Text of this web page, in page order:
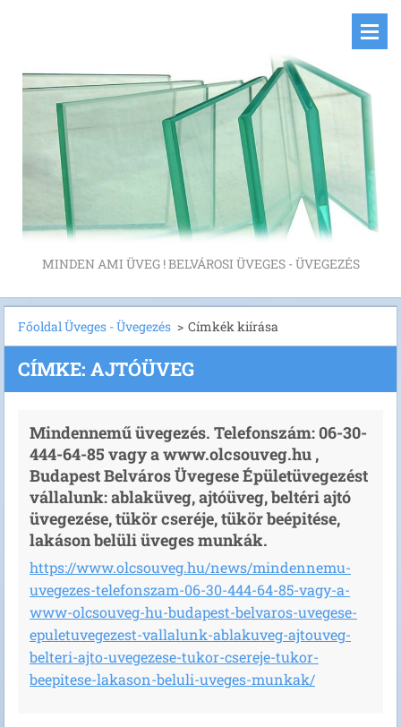
MINDEN AMI ÜVEG ! BELVÁROSI ÜVEGES - ÜVEGEZÉS
Főoldal Üveges - Üvegezés > Címkék kiírása
CÍMKE: AJTÓÜVEG
Mindennemű üvegezés. Telefonszám: 06-30-
444-64-85 vagy a www.olcsouveg.hu ,
Budapest Belváros Üvegese Épületüvegezést
vállalunk: ablaküveg, ajtóüveg, beltéri ajtó
üvegezése, tükör cseréje, tükör beépitése,
lakáson belüli üveges munkák.
https://www.olcsouveg.hu/news/mindennemu-
uvegezes-telefonszam-06-30-444-64-85-vagy-a-
www-olcsouveg-hu-budapest-belvaros-uvegese-
epuletuvegezest-vallalunk-ablakuveg-ajtouveg-
belteri-ajto-uvegezese-tukor-csereje-tukor-
beepitese-lakason-beluli-uveges-munkak/